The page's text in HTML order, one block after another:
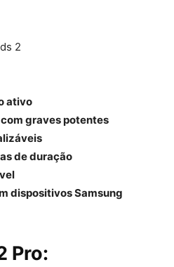
2
ativo
graves potentes
de duração
dispositivos Samsung
Pro: